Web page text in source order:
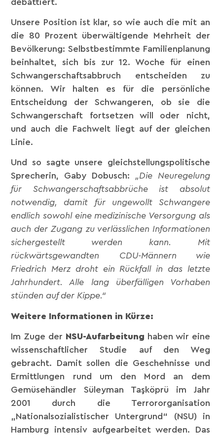
Unsere Position ist klar, so wie auch die mit an
die 80 Prozent überwältigende Mehrheit der
Bevölkerung: Selbstbestimmte Familienplanung
beinhaltet, sich bis zur 12. Woche für einen
Schwangerschaftsabbruch entscheiden zu
können. Wir halten es für die persönliche
Entscheidung der Schwangeren, ob sie die
Schwangerschaft fortsetzen will oder nicht,
und auch die Fachwelt liegt auf der gleichen
Linie.
Und so sagte unsere gleichstellungspolitische
Sprecherin, Gaby Dobusch: „Die Neuregelung
für Schwangerschaftsabbrüche ist absolut
notwendig, damit für ungewollt Schwangere
endlich sowohl eine medizinische Versorgung als
auch der Zugang zu verlässlichen Informationen
sichergestellt werden kann. Mit
rückwärtsgewandten CDU-Männern wie
Friedrich Merz droht ein Rückfall in das letzte
Jahrhundert. Alle lang überfälligen Vorhaben
stünden auf der Kippe.“
Weitere Informationen in Kürze:
Im Zuge der NSU-Aufarbeitung haben wir eine
wissenschaftlicher Studie auf den Weg
gebracht. Damit sollen die Geschehnisse und
Ermittlungen rund um den Mord an dem
Gemüsehändler Süleyman Taşköprü im Jahr
2001 durch die Terrororganisation
„Nationalsozialistischer Untergrund“ (NSU) in
Hamburg intensiv aufgearbeitet werden. Das